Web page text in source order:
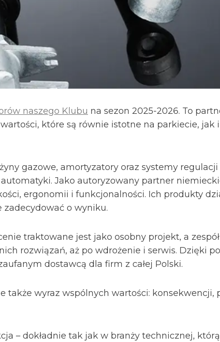
naszego Klubu na sezon 2025-2026. To
które są równie istotne na parkiecie, jak
gazowe, amortyzatory oraz systemy
Jako autoryzowany partner
ergonomii i funkcjonalności. Ich produkty
zadecydować o wyniku.
traktowane jest jako osobny projekt, a
rozwiązań, aż po wdrożenie i serwis. Dzięki
dostawcą dla firm z całej Polski.
także wyraz wspólnych wartości: konsekwencji,
– dokładnie tak jak w branży technicznej,